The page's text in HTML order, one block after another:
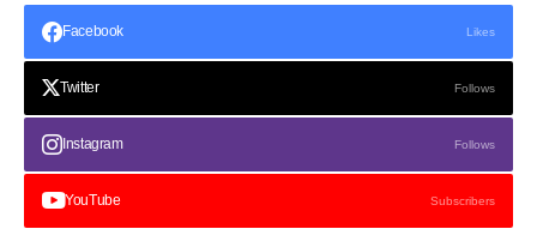
Facebook Likes
Twitter Follows
Instagram Follows
YouTube Subscribers